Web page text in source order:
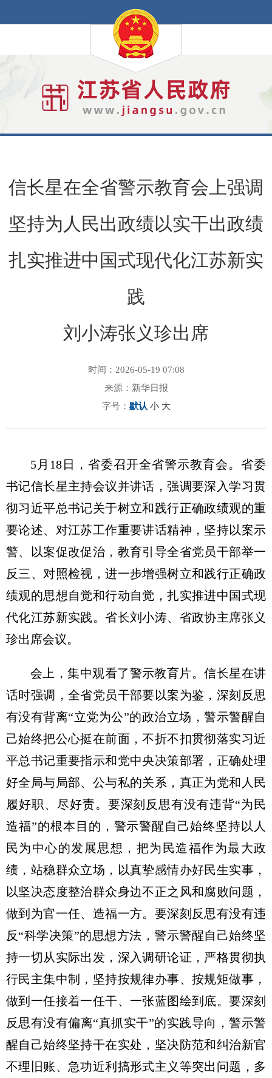
信长星在全省警示教育会上强调
坚持为人民出政绩以实干出政绩
扎实推进中国式现代化江苏新实
践
刘小涛张义珍出席
时间：2026-05-19 07:08
来源：新华日报
字号： 默认 小 大
5月18日，省委召开全省警示教育会。省委
书记信长星主持会议并讲话，强调要深入学习贯
彻习近平总书记关于树立和践行正确政绩观的重
要论述、对江苏工作重要讲话精神，坚持以案示
警、以案促改促治，教育引导全省党员干部举一
反三、对照检视，进一步增强树立和践行正确政
绩观的思想自觉和行动自觉，扎实推进中国式现
代化江苏新实践。省长刘小涛、省政协主席张义
珍出席会议。
会上，集中观看了警示教育片。信长星在讲
话时强调，全省党员干部要以案为鉴，深刻反思
有没有背离“立党为公”的政治立场，警示警醒自
己始终把公心挺在前面，不折不扣贯彻落实习近
平总书记重要指示和党中央决策部署，正确处理
好全局与局部、公与私的关系，真正为党和人民
履好职、尽好责。要深刻反思有没有违背“为民
造福”的根本目的，警示警醒自己始终坚持以人
民为中心的发展思想，把为民造福作为最大政
绩，站稳群众立场，以真挚感情办好民生实事，
以坚决态度整治群众身边不正之风和腐败问题，
做到为官一任、造福一方。要深刻反思有没有违
反“科学决策”的思想方法，警示警醒自己始终坚
持一切从实际出发，深入调研论证，严格贯彻执
行民主集中制，坚持按规律办事、按规矩做事，
做到一任接着一任干、一张蓝图绘到底。要深刻
反思有没有偏离“真抓实干”的实践导向，警示警
醒自己始终坚持干在实处，坚决防范和纠治新官
不理旧账、急功近利搞形式主义等突出问题，多